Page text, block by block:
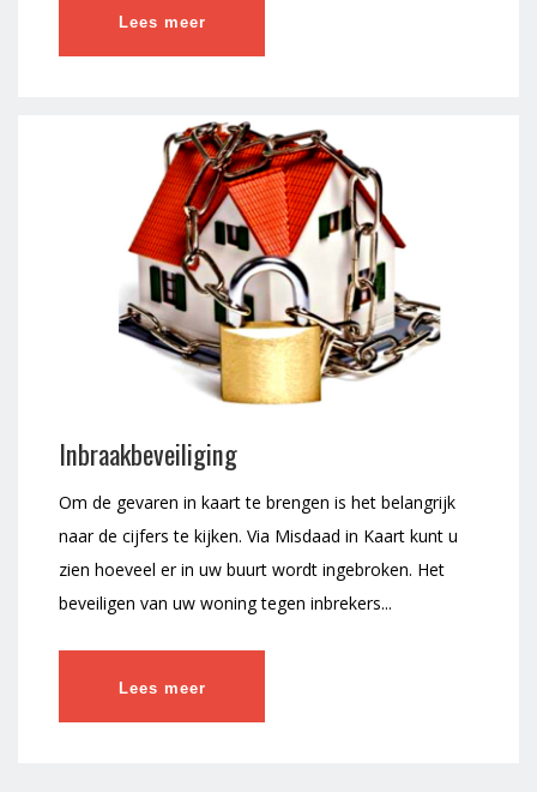
Lees meer
Inbraakbeveiliging
Om de gevaren in kaart te brengen is het belangrijk
naar de cijfers te kijken. Via Misdaad in Kaart kunt u
zien hoeveel er in uw buurt wordt ingebroken. Het
beveiligen van uw woning tegen inbrekers...
Lees meer